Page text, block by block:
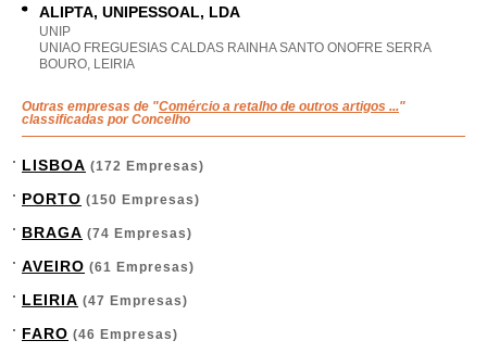
ALIPTA, UNIPESSOAL, LDA
UNIP
UNIAO FREGUESIAS CALDAS RAINHA SANTO ONOFRE SERRA
BOURO, LEIRIA
Outras empresas de "Comércio a retalho de outros artigos ..."
classificadas por Concelho
LISBOA (172 Empresas)
PORTO (150 Empresas)
BRAGA (74 Empresas)
AVEIRO (61 Empresas)
LEIRIA (47 Empresas)
FARO (46 Empresas)